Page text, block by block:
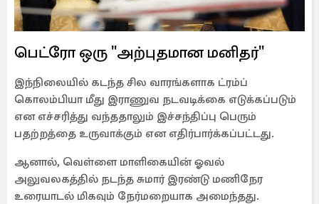
பெட்ரோ ஒரு "அற்புதமான மனிதர்"
இந்நிலையில் கடந்த சில வாரங்களாக ட்ரம்ப்
கொலம்பியா மீது இராணுவ நடவடிக்கை எடுக்கப்படும்
என எச்சரித்து வந்ததாலும் இச்சந்திப்பு பெரும்
பதற்றத்தை உருவாக்கும் என எதிர்பார்க்கப்பட்டது.
ஆனால், வெள்ளை மாளிகையின் ஓவல்
அலுவலகத்தில் நடந்த சுமார் இரண்டு மணிநேர
உரையாடல் மிகவும் நேர்மறையாக அமைந்தது.